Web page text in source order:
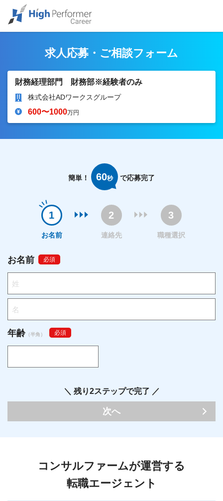
求人応募・ご相談フォーム
財務経理部門 財務部※経験者のみ
株式会社ADワークスグループ
600〜1000万円
コンサルファームが運営する
転職エージェント
簡単！ 60秒 で応募完了
お名前 連絡先 職種選択
お名前 必須
年齢（半角） 必須
＼ 残り2ステップで完了 ／
次へ